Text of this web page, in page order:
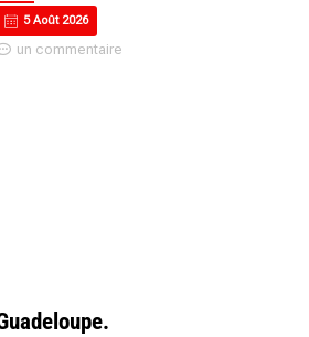
5 Août 2026
un commentaire